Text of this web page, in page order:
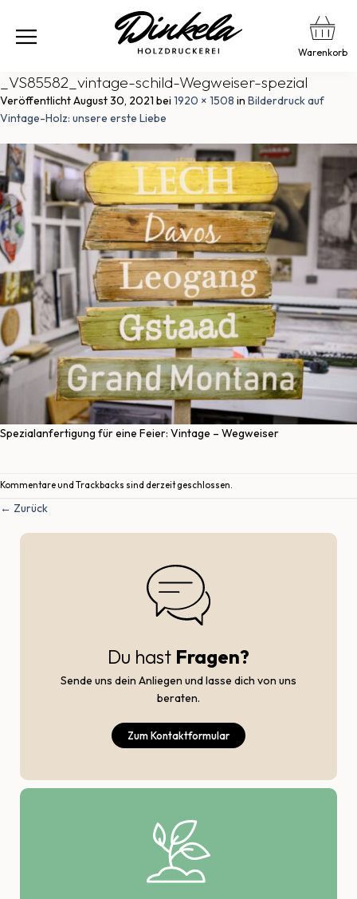
Warenkorb
_VS85582_vintage-schild-Wegweiser-spezial
VeröffentlichtAugust 30, 2021 bei 1920 × 1508 in Bilderdruck auf
Vintage-Holz: unsere erste Liebe
Spezialanfertigung für eine Feier: Vintage – Wegweiser
Kommentare und Trackbacks sind derzeit geschlossen.
← Zurück
Du hast Fragen?
Sende uns dein Anliegen und lasse dich von uns
beraten.
Zum Kontaktformular